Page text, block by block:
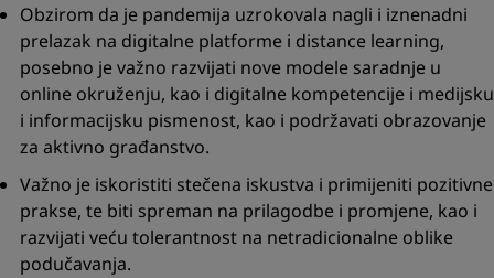
Obzirom da je pandemija uzrokovala nagli i iznenadni
prelazak na digitalne platforme i distance learning,
posebno je važno razvijati nove modele saradnje u
online okruženju, kao i digitalne kompetencije i medijsku
i informacijsku pismenost, kao i podržavati obrazovanje
za aktivno građanstvo.
Važno je iskoristiti stečena iskustva i primijeniti pozitivne
prakse, te biti spreman na prilagodbe i promjene, kao i
razvijati veću tolerantnost na netradicionalne oblike
podučavanja.